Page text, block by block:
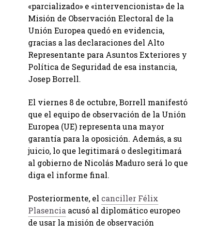
«parcializado» e «intervencionista» de la
Misión de Observación Electoral de la
Unión Europea quedó en evidencia,
gracias a las declaraciones del Alto
Representante para Asuntos Exteriores y
Política de Seguridad de esa instancia,
Josep Borrell.
El viernes 8 de octubre, Borrell manifestó
que el equipo de observación de la Unión
Europea (UE) representa una mayor
garantía para la oposición. Además, a su
juicio, lo que legitimará o deslegitimará
al gobierno de Nicolás Maduro será lo que
diga el informe final.
Posteriormente, el canciller Félix
Plasencia acusó al diplomático europeo
de usar la misión de observación